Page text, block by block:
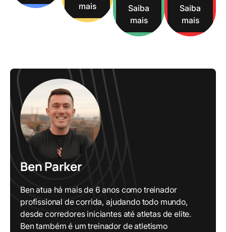
mais
Saiba
mais
Saiba
mais
Ben Parker
Ben atua há mais de 6 anos como treinador
profissional de corrida, ajudando todo mundo,
desde corredores iniciantes até atletas de elite.
Ben também é um treinador de atletismo